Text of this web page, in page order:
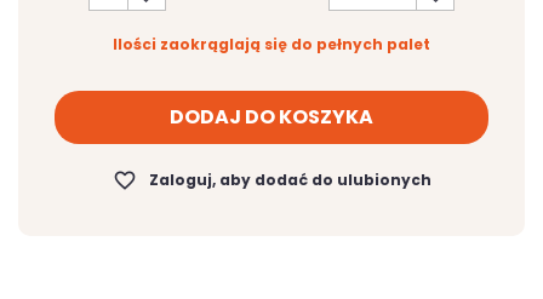
Ilości zaokrąglają się do pełnych palet
DODAJ DO KOSZYKA
favorite_border Zaloguj, aby dodać do ulubionych